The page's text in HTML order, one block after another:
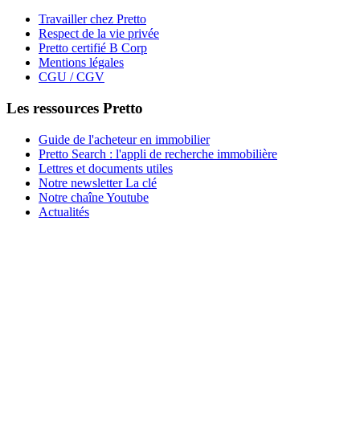
Travailler chez Pretto
Respect de la vie privée
Pretto certifié B Corp
Mentions légales
CGU / CGV
Les ressources Pretto
Guide de l'acheteur en immobilier
Pretto Search : l'appli de recherche immobilière
Lettres et documents utiles
Notre newsletter La clé
Notre chaîne Youtube
Actualités